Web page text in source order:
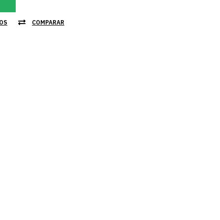
COMPARAR